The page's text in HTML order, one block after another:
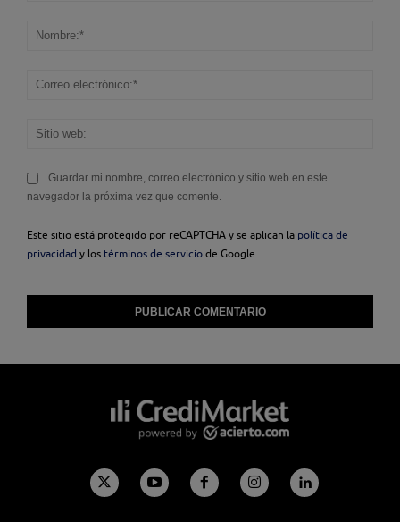
Guardar mi nombre, correo electrónico y sitio web en este
navegador la próxima vez que comente.
Este sitio está protegido por reCAPTCHA y se aplican la política de
privacidad y los términos de servicio de Google.